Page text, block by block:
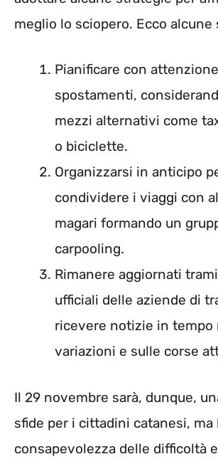
meglio lo sciopero. Ecco
Pianificare con
spostamenti,
mezzi alternativi come
o biciclette.
Organizzarsi in anticipo
condividere i viaggi con
magari formando un
carpooling.
Rimanere aggiornati
ufficiali delle aziende di
ricevere notizie in tempo
variazioni e sulle corse
Il 29 novembre sarà, dunque,
sfide per i cittadini catanesi, ma
consapevolezza delle difficoltà